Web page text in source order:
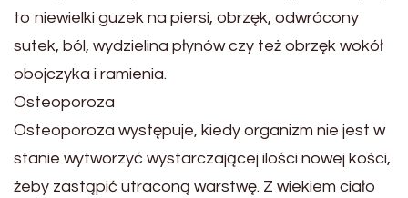
to niewielki guzek na piersi, obrzęk, odwrócony
sutek, ból, wydzielina płynów czy też obrzęk wokół
obojczyka i ramienia.
Osteoporoza
Osteoporoza występuje, kiedy organizm nie jest w
stanie wytworzyć wystarczającej ilości nowej kości,
żeby zastąpić utraconą warstwę. Z wiekiem ciało